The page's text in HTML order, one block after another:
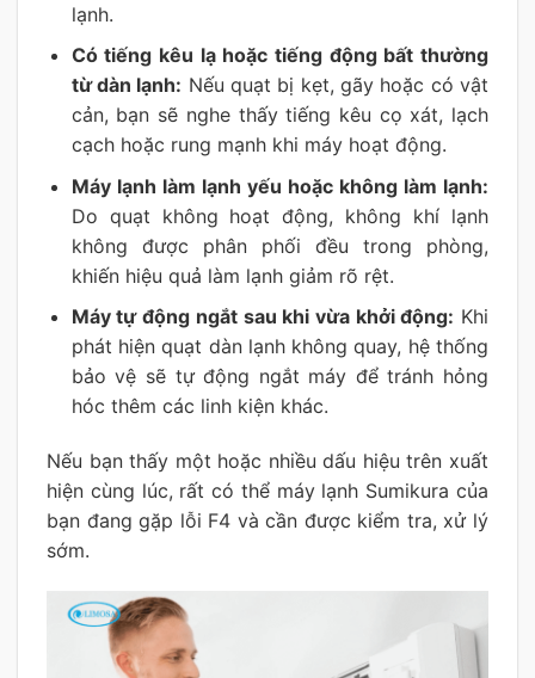
lạnh.
Có tiếng kêu lạ hoặc tiếng động bất thường
từ dàn lạnh: Nếu quạt bị kẹt, gãy hoặc có vật
cản, bạn sẽ nghe thấy tiếng kêu cọ xát, lạch
cạch hoặc rung mạnh khi máy hoạt động.
Máy lạnh làm lạnh yếu hoặc không làm lạnh:
Do quạt không hoạt động, không khí lạnh
không được phân phối đều trong phòng,
khiến hiệu quả làm lạnh giảm rõ rệt.
Máy tự động ngắt sau khi vừa khởi động: Khi
phát hiện quạt dàn lạnh không quay, hệ thống
bảo vệ sẽ tự động ngắt máy để tránh hỏng
hóc thêm các linh kiện khác.
Nếu bạn thấy một hoặc nhiều dấu hiệu trên xuất
hiện cùng lúc, rất có thể máy lạnh Sumikura của
bạn đang gặp lỗi F4 và cần được kiểm tra, xử lý
sớm.